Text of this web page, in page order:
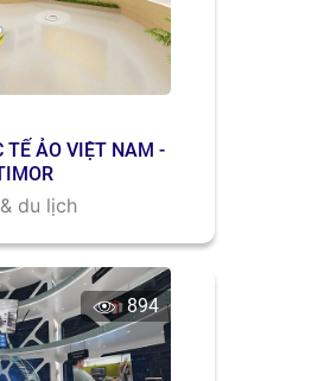
TẾ ẢO VIỆT NAM -
du lịch
894